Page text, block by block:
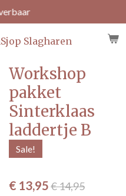
Slagharen
Workshop
pakket
Sinterklaas
laddertje B
Sale!
€ 13,95€ 14,95